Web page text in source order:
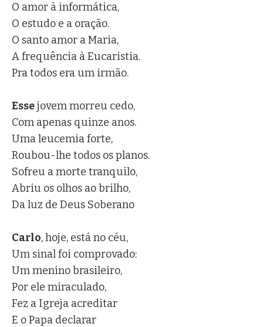
O amor à informática,
O estudo e a oração.
O santo amor a Maria,
A frequência à Eucaristia.
Pra todos era um irmão.
Essejovem morreu cedo,
Com apenas quinze anos.
Uma leucemia forte,
Roubou-lhe todos os planos.
Sofreu a morte tranquilo,
Abriu os olhos ao brilho,
Da luz de Deus Soberano
Carlo, hoje, está no céu,
Um sinal foi comprovado:
Um menino brasileiro,
Por ele miraculado,
Fez a Igreja acreditar
E o Papa declarar